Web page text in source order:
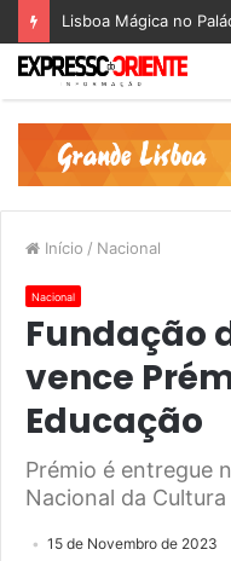
Lisboa Mágica no
Início / Nacional
Nacional
Fundação
vence
Educação
Prémio é entregue
Nacional da
15 de Novembro de 2023